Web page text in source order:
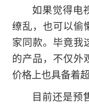
如果觉得电
缭乱，也可以
家同款。毕竟我
的产品，不仅外
价格上也具备着
目前还是预